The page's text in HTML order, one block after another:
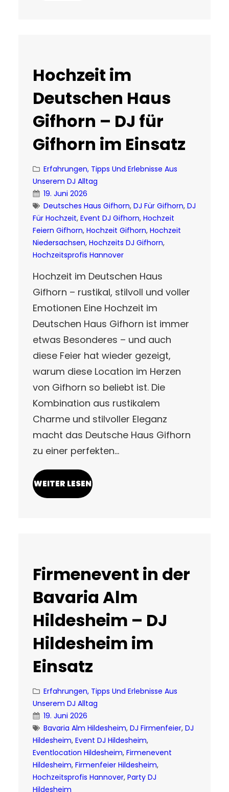
Hochzeit im
Deutschen Haus
Gifhorn – DJ für
Gifhorn im Einsatz
Erfahrungen, Tipps Und Erlebnisse Aus
Unserem DJ Alltag
19. Juni 2026
Deutsches Haus Gifhorn, DJ Für Gifhorn, DJ
Für Hochzeit, Event DJ Gifhorn, Hochzeit
Feiern Gifhorn, Hochzeit Gifhorn, Hochzeit
Niedersachsen, Hochzeits DJ Gifhorn
Hochzeitsprofis Hannover
Hochzeit im Deutschen Haus
Gifhorn – rustikal, stilvoll und voller
Emotionen Eine Hochzeit im
Deutschen Haus Gifhorn ist immer
etwas Besonderes – und auch
diese Feier hat wieder gezeigt,
warum diese Location im Herzen
von Gifhorn so beliebt ist. Die
Kombination aus rustikalem
Charme und stilvoller Eleganz
macht das Deutsche Haus Gifhorn
zu einer perfekten…
WEITER LESEN
Firmenevent in der
Bavaria Alm
Hildesheim – DJ
Hildesheim im
Einsatz
Erfahrungen, Tipps Und Erlebnisse Aus
Unserem DJ Alltag
19. Juni 2026
Bavaria Alm Hildesheim, DJ Firmenfeier, DJ
Hildesheim, Event DJ Hildesheim
Eventlocation Hildesheim, Firmenevent
Hildesheim, Firmenfeier Hildesheim
Hochzeitsprofis Hannover, Party DJ
Hildesheim